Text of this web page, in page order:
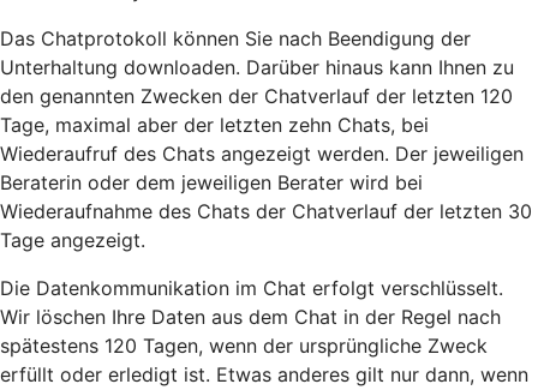
Das Chatprotokoll können Sie nach Beendigung der
Unterhaltung downloaden. Darüber hinaus kann Ihnen zu
den genannten Zwecken der Chatverlauf der letzten 120
Tage, maximal aber der letzten zehn Chats, bei
Wiederaufruf des Chats angezeigt werden. Der jeweiligen
Beraterin oder dem jeweiligen Berater wird bei
Wiederaufnahme des Chats der Chatverlauf der letzten 30
Tage angezeigt.
Die Datenkommunikation im Chat erfolgt verschlüsselt.
Wir löschen Ihre Daten aus dem Chat in der Regel nach
spätestens 120 Tagen, wenn der ursprüngliche Zweck
erfüllt oder erledigt ist. Etwas anderes gilt nur dann, wenn